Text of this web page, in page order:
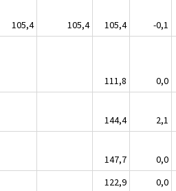
105,4 105,4 105,4
-0,1
111,8
0,0
144,4
2,1
147,7
0,0
122,9
0,0